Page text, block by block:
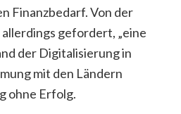
Finanzbedarf. Von der
gefordert, „eine
der Digitalisierung in
mit den Ländern
ohne Erfolg.